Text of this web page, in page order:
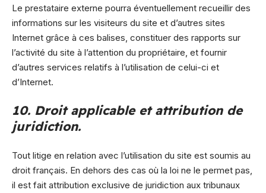
Le prestataire externe pourra éventuellement recueillir des
informations sur les visiteurs du site et d’autres sites
Internet grâce à ces balises, constituer des rapports sur
l’activité du site à l’attention du propriétaire, et fournir
d’autres services relatifs à l’utilisation de celui-ci et
d’Internet.
10. Droit applicable et attribution de
juridiction.
Tout litige en relation avec l’utilisation du site est soumis au
droit français. En dehors des cas où la loi ne le permet pas,
il est fait attribution exclusive de juridiction aux tribunaux